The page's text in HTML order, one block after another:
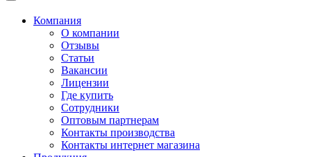
Компания
O компании
Отзывы
Статьи
Вакансии
Лицензии
Где купить
Сотрудники
Оптовым партнерам
Контакты производства
Контакты интернет магазина